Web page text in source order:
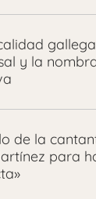
y la
de la
para